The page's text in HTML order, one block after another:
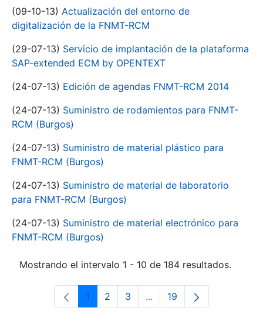
(09-10-13) Actualización del entorno de
digitalización de la FNMT-RCM
(29-07-13) Servicio de implantación de la plataforma
SAP-extended ECM by OPENTEXT
(24-07-13) Edición de agendas FNMT-RCM 2014
(24-07-13) Suministro de rodamientos para FNMT-
RCM (Burgos)
(24-07-13) Suministro de material plástico para
FNMT-RCM (Burgos)
(24-07-13) Suministro de material de laboratorio
para FNMT-RCM (Burgos)
(24-07-13) Suministro de material electrónico para
FNMT-RCM (Burgos)
Mostrando el intervalo 1 - 10 de 184 resultados.
Página
1 Página
2 Página
3 ...Páginas intermedias Use
Página
19